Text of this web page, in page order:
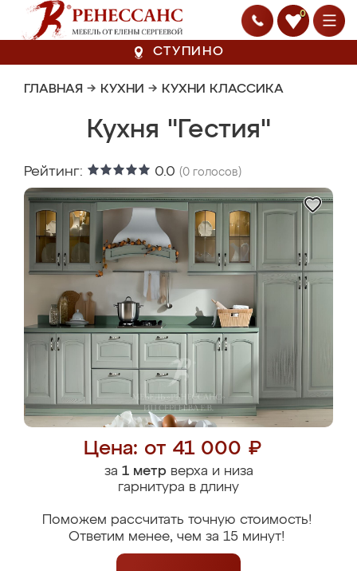
0
СТУПИНО
ГЛАВНАЯ → КУХНИ → КУХНИ КЛАССИКА
Кухня "Гестия"
Рейтинг: 0.0 (0 голосов)
Цена: от 41 000 ₽
за 1 метрверха и низа
гарнитура в длину
Поможем рассчитать точную стоимость!
Ответим менее, чем за 15 минут!